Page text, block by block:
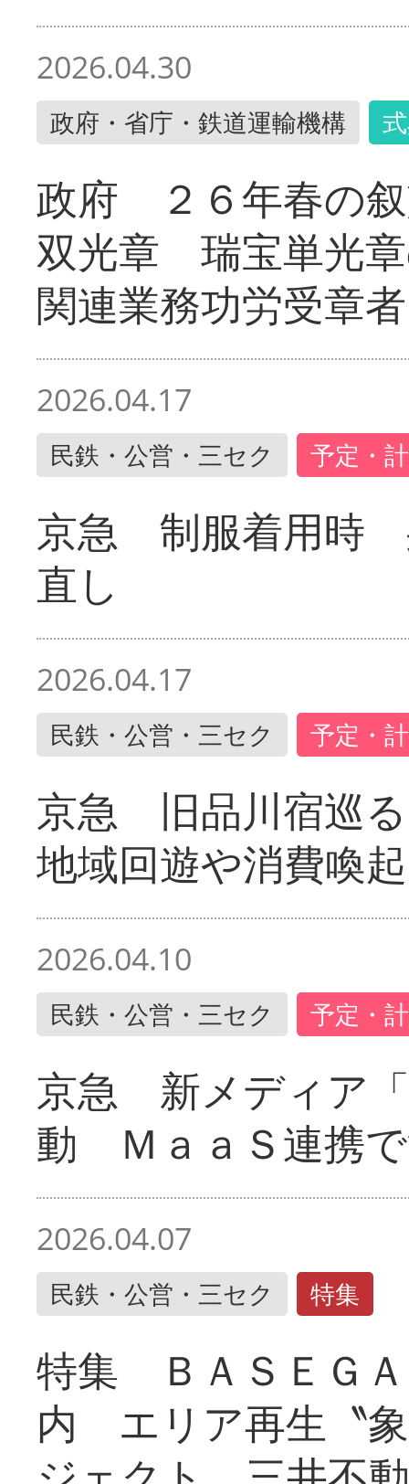
2026.04.30
政府・省庁・鉄道運輸機構
政府 ２６年春の
双光章 瑞宝単光
関連業務功労受章者
2026.04.17
民鉄・公営・三セク 予定・
京急 制服着用時
直し
2026.04.17
民鉄・公営・三セク 予定・
京急 旧品川宿巡
地域回遊や消費喚起
2026.04.10
民鉄・公営・三セク 予定・
京急 新メディア
動 ＭａａＳ連携
2026.04.07
民鉄・公営・三セク 特集
特集 ＢＡＳＥＧ
内 エリア再生〝